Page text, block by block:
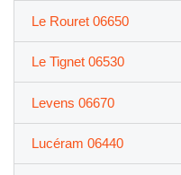
Le Rouret 06650
Le Tignet 06530
Levens 06670
Lucéram 06440